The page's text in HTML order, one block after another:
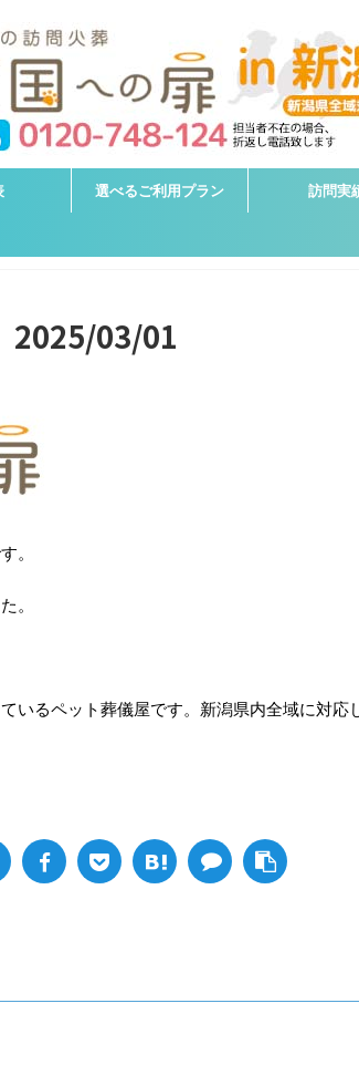
選べるご利用プラン 訪問実
2025/03/01
。
。
いるペット葬儀屋です。新潟県内全域に対